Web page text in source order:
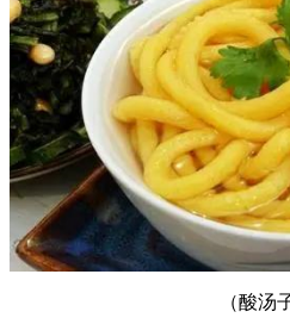
（酸汤